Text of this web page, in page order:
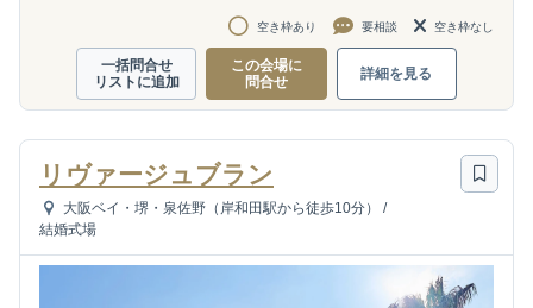
空き枠あり 要相談 空き枠なし
一括問合せ
リストに追加
この会場に
問合せ
詳細を見る
リヴァージュブラン
大阪ベイ・堺・泉佐野（岸和田駅から徒歩10分）
/
結婚式場